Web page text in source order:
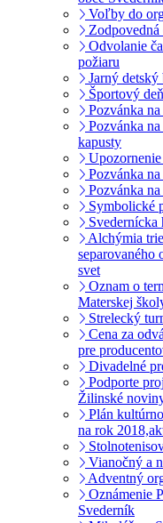
Voľby do
Odvolanie
požiaru
Jarný detský
Športový
Pozvánka
Pozvánka
kapusty
Upozornenie
Pozvánka
Pozvánka
Symbolické
Svedernícka
Alchýmia
separovaného
svet
Oznam o
Materskej
Strelecký
Cena za
pre
Divadelné
Podporte
Žilinské
Plán
na rok
Vianočný a
Adventný
Oznámenie
Svederník